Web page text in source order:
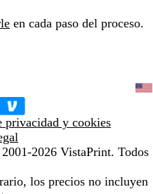
en cada paso del proceso.
privacidad y cookies
2026 VistaPrint. Todos
los precios no incluyen